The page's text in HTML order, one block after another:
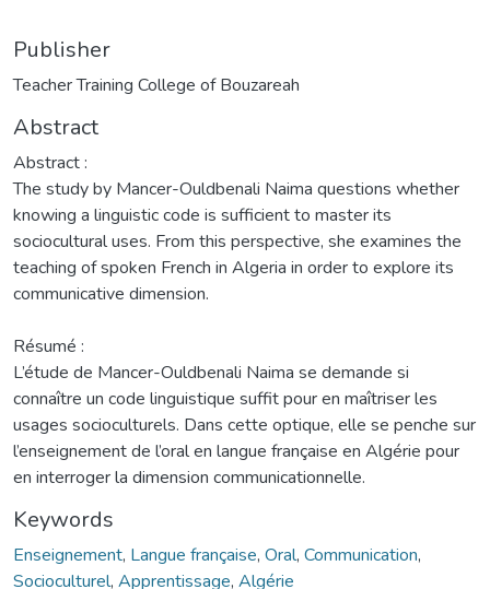
Publisher
Teacher Training College of Bouzareah
Abstract
Abstract :
The study by Mancer-Ouldbenali Naima questions whether
knowing a linguistic code is sufficient to master its
sociocultural uses. From this perspective, she examines the
teaching of spoken French in Algeria in order to explore its
communicative dimension.
Résumé :
L’étude de Mancer-Ouldbenali Naima se demande si
connaître un code linguistique suffit pour en maîtriser les
usages socioculturels. Dans cette optique, elle se penche sur
l’enseignement de l’oral en langue française en Algérie pour
en interroger la dimension communicationnelle.
Keywords
Enseignement, Langue française, Oral, Communication,
Socioculturel, Apprentissage, Algérie